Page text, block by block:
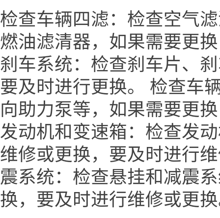
检查车辆四滤：检查空气
燃油滤清器，如果需要更
刹车系统：检查刹车片、
要及时进行更换。 检查车
向助力泵等，如果需要更
发动机和变速箱：检查发
维修或更换，要及时进行
震系统：检查悬挂和减震
换，要及时进行维修或更